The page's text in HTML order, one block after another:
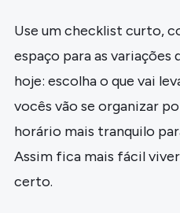
Use um checklist curto,
espaço para as
hoje: escolha o que vai
vocês vão se organizar
horário mais tranquilo
Assim fica mais fácil
certo.